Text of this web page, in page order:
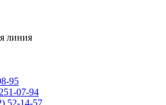
линия
95
07-94
52-14-57